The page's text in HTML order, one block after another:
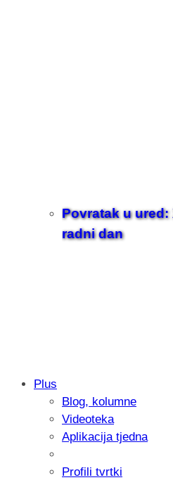
Povratak u
radni dan
Samsung otkrio
donijelo tanje i
Plus
Blog, kolumne
Videoteka
Aplikacija tjedna
Profili tvrtki